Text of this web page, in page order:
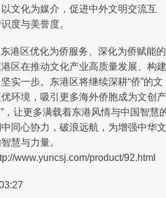
文化为媒介，促进中外文明交流互
度与美誉度。
港区优化为侨服务、深化为侨赋能的
区在推动文化产业高质量发展、构建
实一步。东港区将继续深耕“侨”的文
环境，吸引更多海外侨胞成为文创产
，让更多满载着东港风情与中国智慧
同心协力，破浪远航，为增强中华文
慧与力量。
www.yuncsj.com/product/92.html